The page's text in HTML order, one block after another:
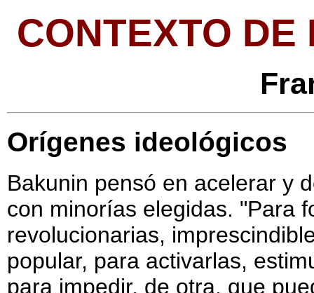
CONTEXTO
Orígenes ideológicos
Bakunin pensó en acelerar y
con minorías elegidas. "Para
revolucionarias,
popular, para activarlas,
para impedir, de otra, que